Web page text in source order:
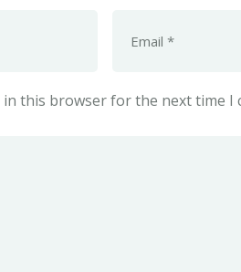
in this browser for the next time I